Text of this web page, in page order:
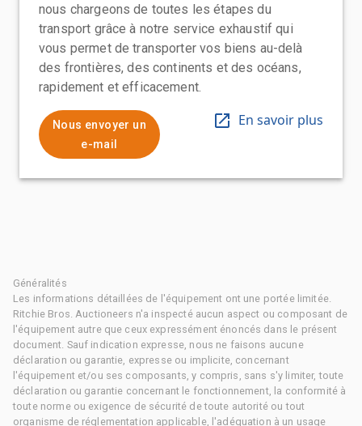
nous chargeons de toutes les étapes du
transport grâce à notre service exhaustif qui
vous permet de transporter vos biens au-delà
des frontières, des continents et des océans,
rapidement et efficacement.
Nous envoyer un
e-mail
En savoir plus
Généralités
Les informations détaillées de l'équipement ont une portée limitée.
Ritchie Bros. Auctioneers n'a inspecté aucun aspect ou composant de
l'équipement autre que ceux expressément énoncés dans le présent
document. Sauf indication expresse, nous ne faisons aucune
déclaration ou garantie, expresse ou implicite, concernant
l'équipement et/ou ses composants, y compris, sans s'y limiter, toute
déclaration ou garantie concernant le fonctionnement, la conformité à
toute norme ou exigence de sécurité de toute autorité ou tout
organisme de réglementation applicable, l'adéquation à un usage